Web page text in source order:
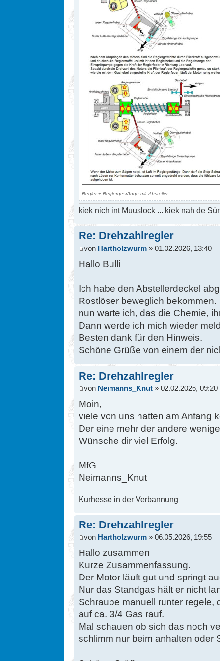
Regler + Reglergestänge mit Absteller
kiek nich int Muuslock ... kiek nah de
Re: Drehzahlregler
von Hartholzwurm » 01.02.2026, 13:40
Hallo Bulli
Ich habe den Abstellerdeckel
Rostlöser beweglich bekommen.
nun warte ich, das die Chemie,
Dann werde ich mich wieder
Besten dank für den Hinweis.
Schöne Grüße von einem der
Re: Drehzahlregler
von Neimanns_Knut » 02.02.2026, 09:20
Moin,
viele von uns hatten am Anfang
Der eine mehr der andere
Wünsche dir viel Erfolg.
MfG
Neimanns_Knut
Kurhesse in der Verbannung
Re: Drehzahlregler
von Hartholzwurm » 06.05.2026, 19:55
Hallo zusammen
Kurze Zusammenfassung.
Der Motor läuft gut und springt
Nur das Standgas hält er nicht
Schraube manuell runter regele,
auf ca. 3/4 Gas rauf.
Mal schauen ob sich das noch
schlimm nur beim anhalten oder